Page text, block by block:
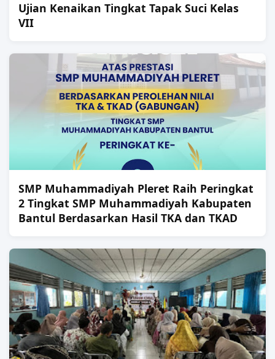
Ujian Kenaikan Tingkat Tapak Suci Kelas
VII
SMP Muhammadiyah Pleret Raih Peringkat
2 Tingkat SMP Muhammadiyah Kabupaten
Bantul Berdasarkan Hasil TKA dan TKAD